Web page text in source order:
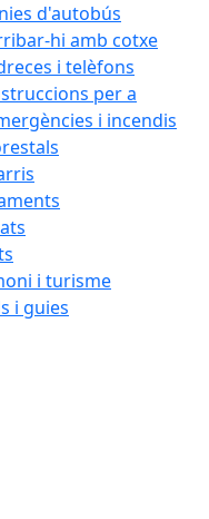
d'autobús
hi amb cotxe
i telèfons
per a
i incendis
i turisme
i guies